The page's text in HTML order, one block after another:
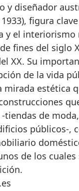
y diseñador
figura
y el interiorismo
fines del siglo
XX. Su
de la vida
mirada estética
tiendas de
públicos-,
de los